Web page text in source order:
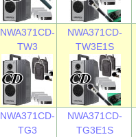
NWA371CD-
TW3
NWA371CD-
TW3E1S
NWA371CD-
TG3
NWA371CD-
TG3E1S